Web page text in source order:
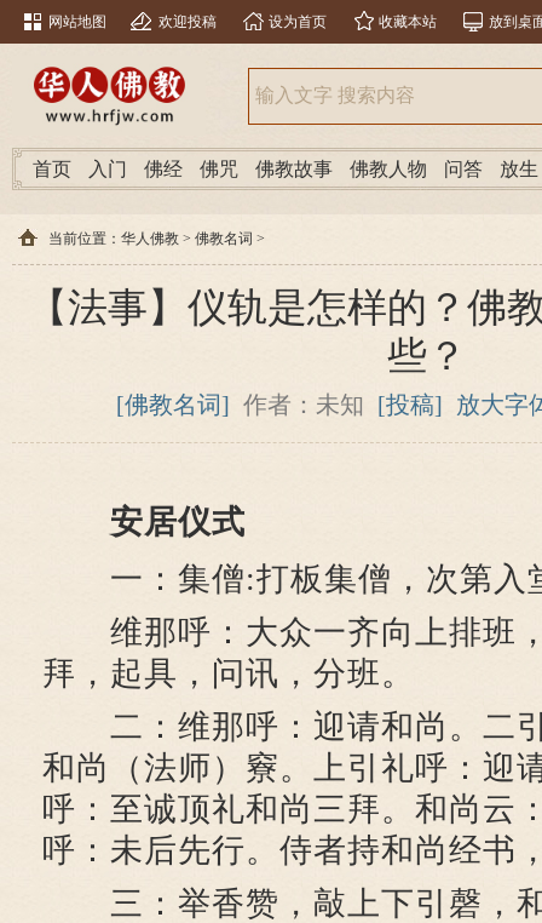
网站地图 欢迎投稿 设为首页 收藏本站 放到桌
首页 入门 佛经 佛咒 佛教故事 佛教人物 问答 放生
当前位置： 华人佛教 > 佛教名词 >
【法事】仪轨是怎样的？佛
些？
[佛教名词] 作者：未知 [投稿] 放大字
安居仪式
一：集僧:打板集僧，次第入
维那呼：大众一齐向上排班
拜，起具，问讯，分班。
二：维那呼：迎请和尚。二
和尚（法师）竂。上引礼呼：迎
呼：至诚顶礼和尚三拜。和尚云
呼：未后先行。侍者持和尚经书
三：举香赞，敲上下引磬，